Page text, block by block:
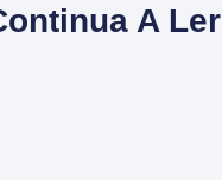
A Ler